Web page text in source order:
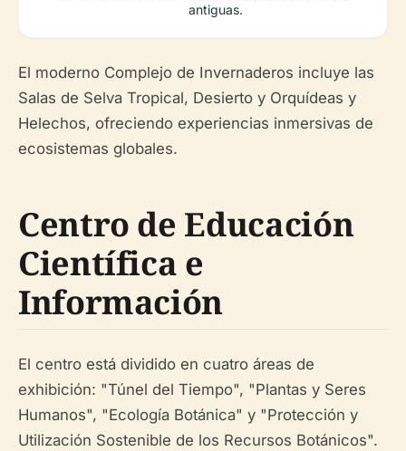
antiguas.
El moderno Complejo de Invernaderos incluye las
Salas de Selva Tropical, Desierto y Orquídeas y
Helechos, ofreciendo experiencias inmersivas de
ecosistemas globales.
Centro de Educación
Científica e
Información
El centro está dividido en cuatro áreas de
exhibición: "Túnel del Tiempo", "Plantas y Seres
Humanos", "Ecología Botánica" y "Protección y
Utilización Sostenible de los Recursos Botánicos".